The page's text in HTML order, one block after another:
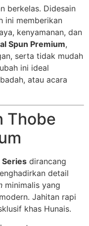
berkelas. Didesain
ini memberikan
kenyamanan, dan
Spun Premium,
serta tidak mudah
ini ideal
atau acara
Thobe
Series dirancang
detail
minimalis yang
Jahitan rapi
khas Hunais.